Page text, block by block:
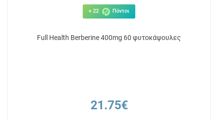
+ 22 Πόντοι
Full Health Berberine 400mg 60 φυτοκάψουλες
21.75€